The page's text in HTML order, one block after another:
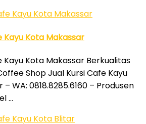
Kayu Kota Makassar
Kayu Kota Makassar Berkualitas
Shop Jual Kursi Cafe Kayu
WA: 0818.8285.6160 – Produsen
…